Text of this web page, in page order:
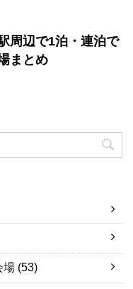
周辺で1泊・連泊で
まとめ
場 (53)